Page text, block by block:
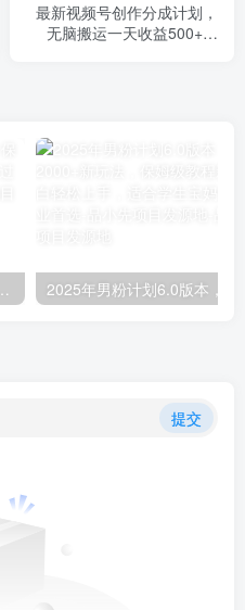
最新视频号创作分成计划，
无脑搬运一天收益500+，
轻松月入过万-品小先项目发源地
提交